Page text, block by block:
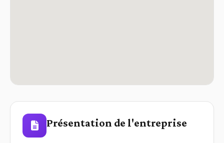
Présentation de l'entreprise